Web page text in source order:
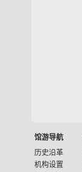
馆游导航
历史沿革
机构设置